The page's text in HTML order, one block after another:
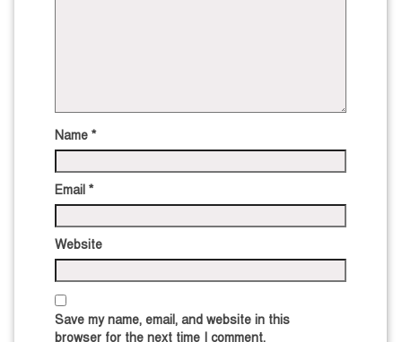
Name *
Email *
Website
Save my name, email, and website in this
browser for the next time I comment.